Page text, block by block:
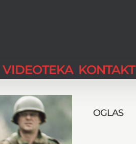
VIDEOTEKA KONTAKT
OGLAS